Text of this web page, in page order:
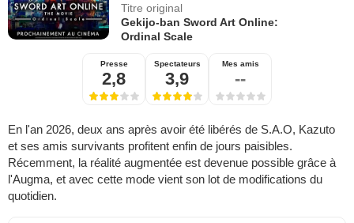
Titre original
Gekijo-ban Sword Art Online:
Ordinal Scale
Presse
2,8
Spectateurs
3,9
Mes amis
--
En l'an 2026, deux ans après avoir été libérés de S.A.O, Kazuto
et ses amis survivants profitent enfin de jours paisibles.
Récemment, la réalité augmentée est devenue possible grâce à
l'Augma, et avec cette mode vient son lot de modifications du
quotidien.